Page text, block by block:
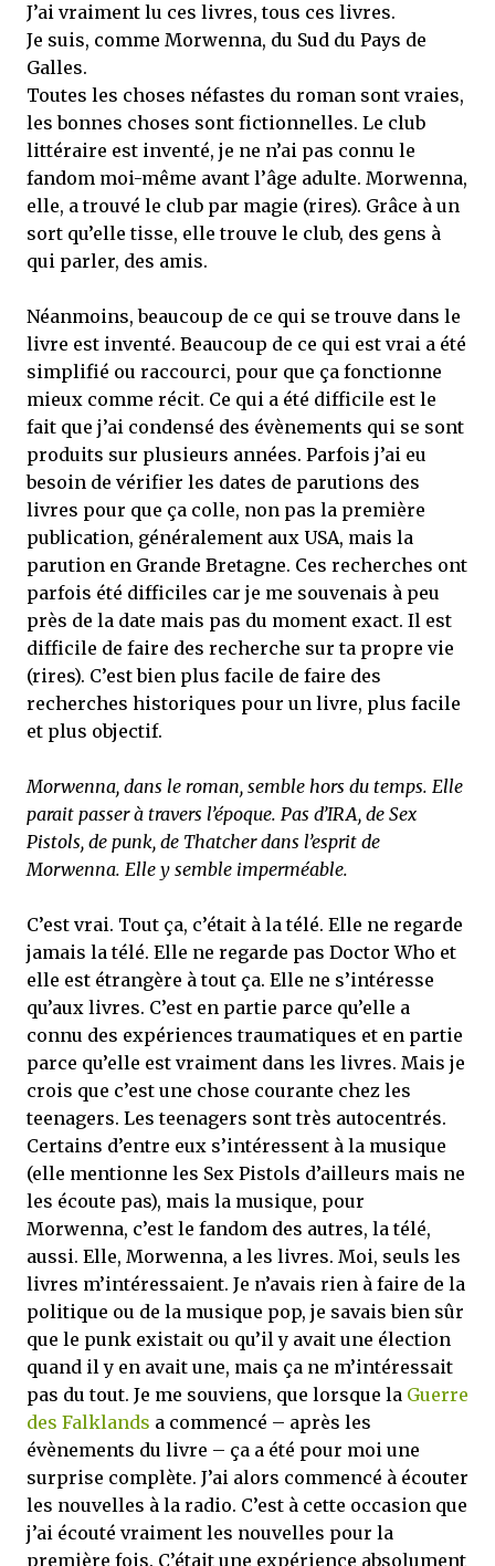
J’ai vraiment lu ces livres, tous ces livres.
Je suis, comme Morwenna, du Sud du Pays de
Galles.
Toutes les choses néfastes du roman sont vraies,
les bonnes choses sont fictionnelles. Le club
littéraire est inventé, je ne n’ai pas connu le
fandom moi-même avant l’âge adulte. Morwenna,
elle, a trouvé le club par magie (rires). Grâce à un
sort qu’elle tisse, elle trouve le club, des gens à
qui parler, des amis.
Néanmoins, beaucoup de ce qui se trouve dans le
livre est inventé. Beaucoup de ce qui est vrai a été
simplifié ou raccourci, pour que ça fonctionne
mieux comme récit. Ce qui a été difficile est le
fait que j’ai condensé des évènements qui se sont
produits sur plusieurs années. Parfois j’ai eu
besoin de vérifier les dates de parutions des
livres pour que ça colle, non pas la première
publication, généralement aux USA, mais la
parution en Grande Bretagne. Ces recherches ont
parfois été difficiles car je me souvenais à peu
près de la date mais pas du moment exact. Il est
difficile de faire des recherche sur ta propre vie
(rires). C’est bien plus facile de faire des
recherches historiques pour un livre, plus facile
et plus objectif.
Morwenna, dans le roman, semble hors du temps. Elle
parait passer à travers l’époque. Pas d’IRA, de Sex
Pistols, de punk, de Thatcher dans l’esprit de
Morwenna. Elle y semble imperméable.
C’est vrai. Tout ça, c’était à la télé. Elle ne regarde
jamais la télé. Elle ne regarde pas Doctor Who et
elle est étrangère à tout ça. Elle ne s’intéresse
qu’aux livres. C’est en partie parce qu’elle a
connu des expériences traumatiques et en partie
parce qu’elle est vraiment dans les livres. Mais je
crois que c’est une chose courante chez les
teenagers. Les teenagers sont très autocentrés.
Certains d’entre eux s’intéressent à la musique
(elle mentionne les Sex Pistols d’ailleurs mais ne
les écoute pas), mais la musique, pour
Morwenna, c’est le fandom des autres, la télé,
aussi. Elle, Morwenna, a les livres. Moi, seuls les
livres m’intéressaient. Je n’avais rien à faire de la
politique ou de la musique pop, je savais bien sûr
que le punk existait ou qu’il y avait une élection
quand il y en avait une, mais ça ne m’intéressait
pas du tout. Je me souviens, que lorsque la Guerre
des Falklands a commencé – après les
évènements du livre – ça a été pour moi une
surprise complète. J’ai alors commencé à écouter
les nouvelles à la radio. C’est à cette occasion que
j’ai écouté vraiment les nouvelles pour la
première fois. C’était une expérience absolument